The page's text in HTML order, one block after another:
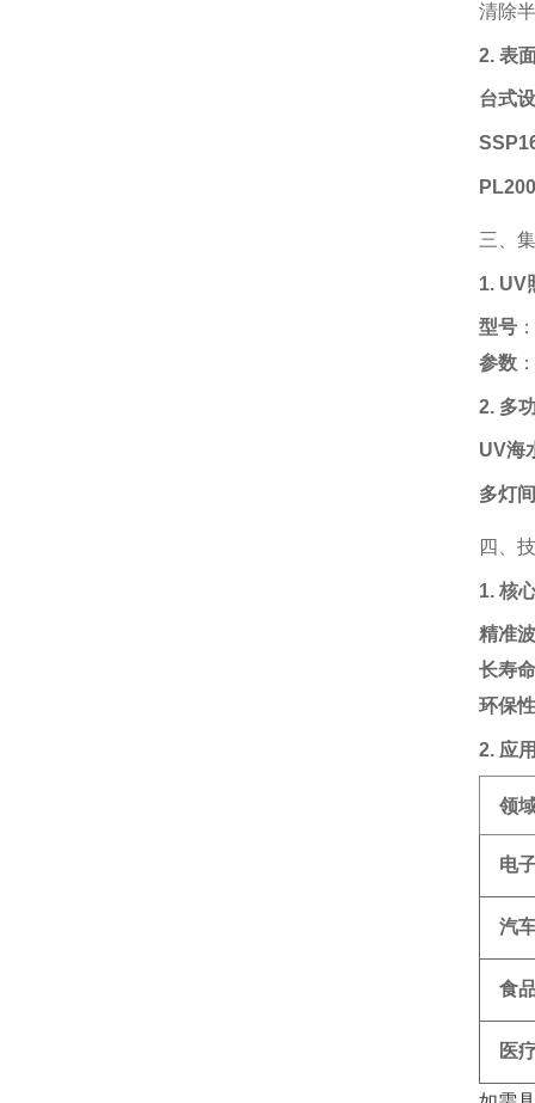
清除
2. 表
台式
三、
1. UV
型号
参数
2. 多
UV海
多灯
四、
1. 核
精准
长寿
环保性
2. 应
领
电
汽
食
医